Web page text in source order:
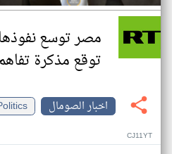
مصر توسع
توقع مذكرة
اخبار الصومال
CJ11YT